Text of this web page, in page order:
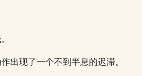
出现了一个不到半息的迟滞。